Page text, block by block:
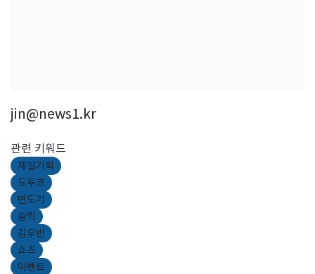
jin@news1.kr
관련 키워드
제일기획
도루코
면도기
슬릭
김우빈
쇼츠
이벤트